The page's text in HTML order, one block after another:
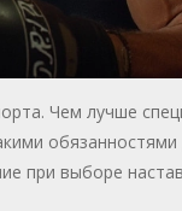
Чем лучше
при выборе